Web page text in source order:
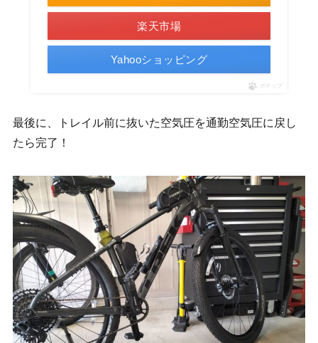
楽天市場
Yahooショッピング
ポチップ
最後に、トレイル前に抜いた空気圧を通勤空気圧に戻し
たら完了！